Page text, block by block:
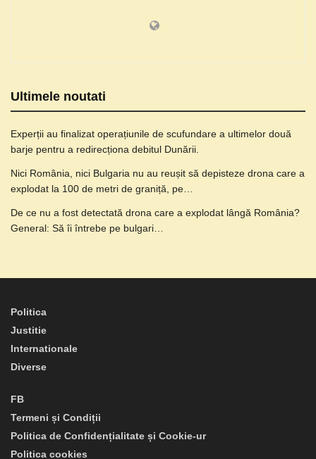
Ultimele noutati
Experții au finalizat operațiunile de scufundare a ultimelor două
barje pentru a redirecționa debitul Dunării.
Nici România, nici Bulgaria nu au reușit să depisteze drona care a
explodat la 100 de metri de graniță, pe…
De ce nu a fost detectată drona care a explodat lângă România?
General: Să îi întrebe pe bulgari…
Politica
Justitie
Internationale
Diverse
FB
Termeni și Condiții
Politica de Confidențialitate și Cookie-ur
Politica cookies